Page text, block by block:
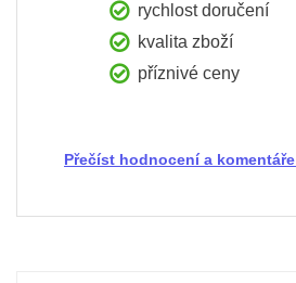
rychlost doručení
kvalita zboží
příznivé ceny
Přečíst hodnocení a komentáře